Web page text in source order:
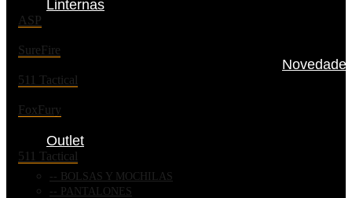
Linternas
ASP
SureFire
511 Tactical
FoxFury
Outlet
511 Tactical
BOLSAS Y MOCHILAS
PANTALONES